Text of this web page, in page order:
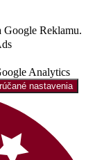
Google Reklamu.
Analytics
nastavenia